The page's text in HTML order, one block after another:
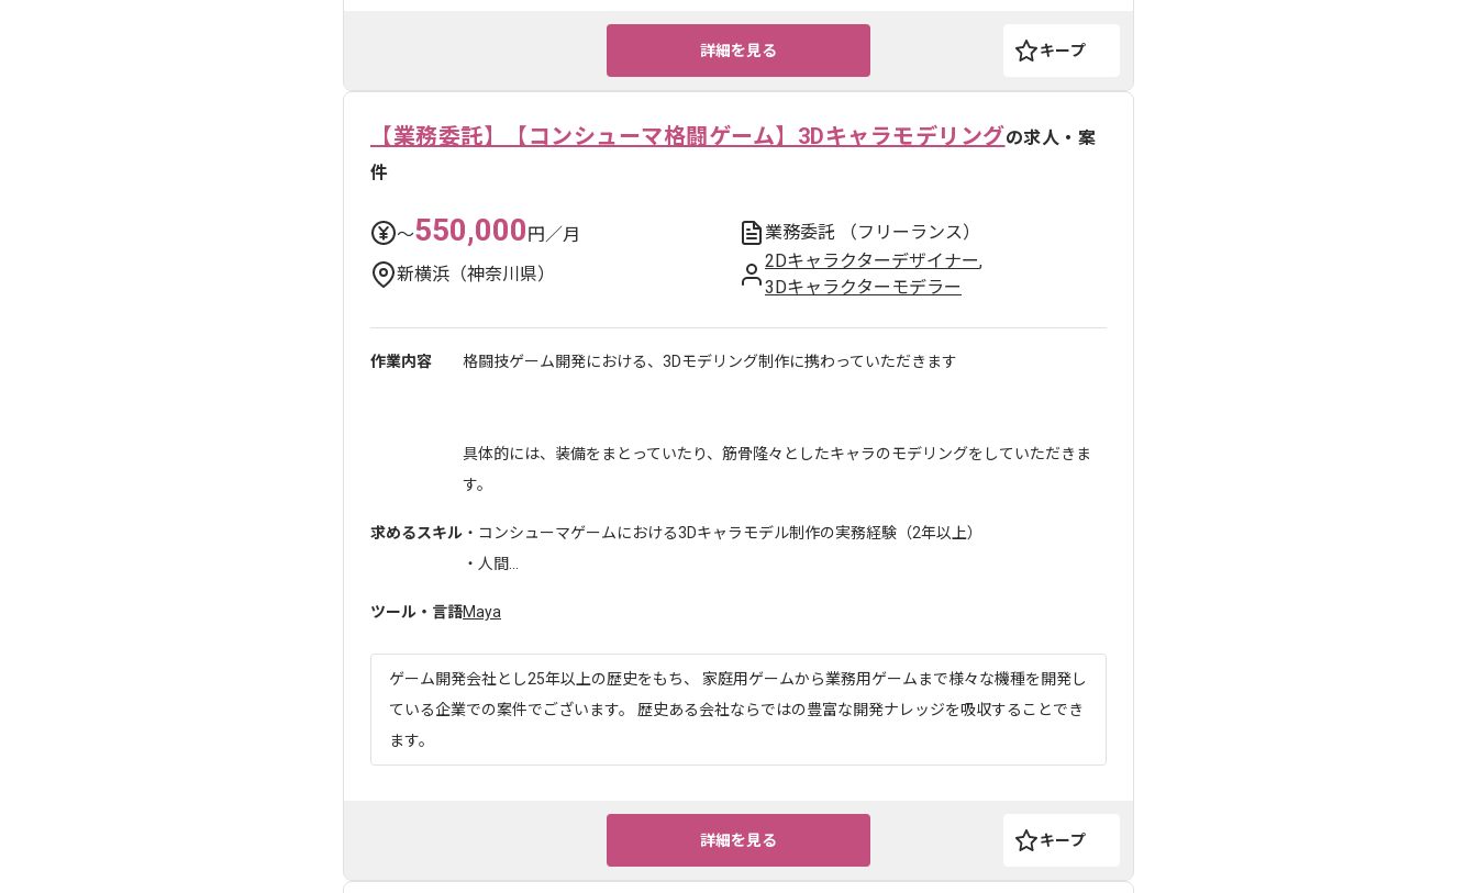
詳細を見る キープ
【業務委託】【コンシューマ格闘ゲーム】3Dキャラモデリングの求人・案
件
〜550,000円／月 業務委託
（フリーランス）
新横浜（神奈川県）
2Dキャラクターデザイナー,
3Dキャラクターモデラー
作業内容 格闘技ゲーム開発における、3Dモデリング制作に携わっていただきます
具体的には、装備をまとっていたり、筋骨隆々としたキャラのモデリングをしていただきま
す。
求めるスキル ・コンシューマゲームにおける3Dキャラモデル制作の実務経験（2年以上）
・人間...
ツール・言語Maya
ゲーム開発会社とし25年以上の歴史をもち、 家庭用ゲームから業務用ゲームまで様々な機種を開発し
ている企業での案件でございます。 歴史ある会社ならではの豊富な開発ナレッジを吸収することでき
ます。
詳細を見る キープ